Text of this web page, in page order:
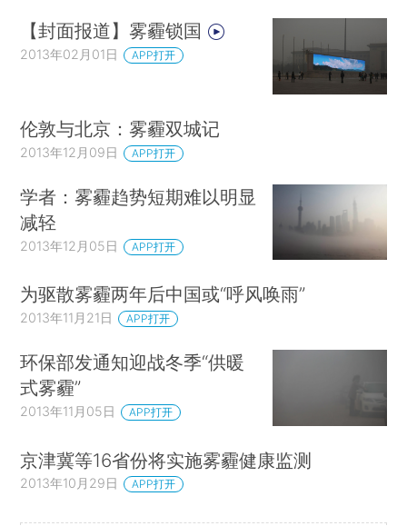
【封面报道】雾霾锁国
2013年02月01日 APP打开
伦敦与北京：雾霾双城记
2013年12月09日 APP打开
学者：雾霾趋势短期难以明显
减轻
2013年12月05日 APP打开
为驱散雾霾两年后中国或“呼风唤雨”
2013年11月21日 APP打开
环保部发通知迎战冬季“供暖
式雾霾”
2013年11月05日 APP打开
京津冀等16省份将实施雾霾健康监测
2013年10月29日 APP打开